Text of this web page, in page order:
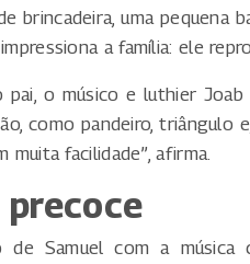
brincadeira, uma
a família: ele
pai, o músico e luthier
como pandeiro, triângulo
muita facilidade”, afirma.
precoce
Samuel com a música